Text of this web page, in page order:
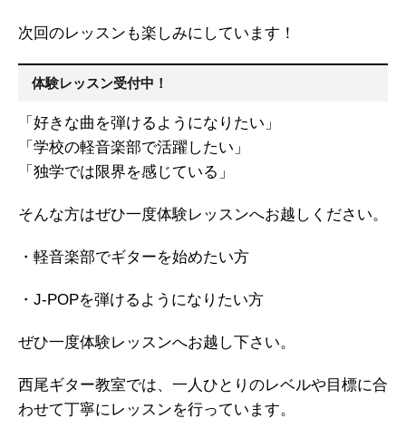
次回のレッスンも楽しみにしています！
体験レッスン受付中！
「好きな曲を弾けるようになりたい」
「学校の軽音楽部で活躍したい」
「独学では限界を感じている」
そんな方はぜひ一度体験レッスンへお越しください。
・軽音楽部でギターを始めたい方
・J-POPを弾けるようになりたい方
ぜひ一度体験レッスンへお越し下さい。
西尾ギター教室では、一人ひとりのレベルや目標に合
わせて丁寧にレッスンを行っています。